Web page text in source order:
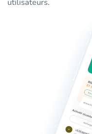
utilisateurs.